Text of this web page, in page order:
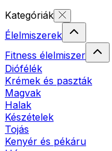
Kategóriák
Élelmiszerek
Fitness élelmiszer
Diófélék
Krémek és paszták
Magvak
Halak
Készételek
Tojás
Kenyér és pékáru